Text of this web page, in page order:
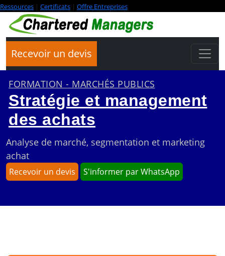
Ressources | Certificats | Offre Entreprises
Recevoir un devis
FORMATION - MARCHÉS PUBLICS
Stratégie et management
des achats
Analyse de marché, segmentation et marketing
achat
Recevoir un devis S'informer par WhatsApp